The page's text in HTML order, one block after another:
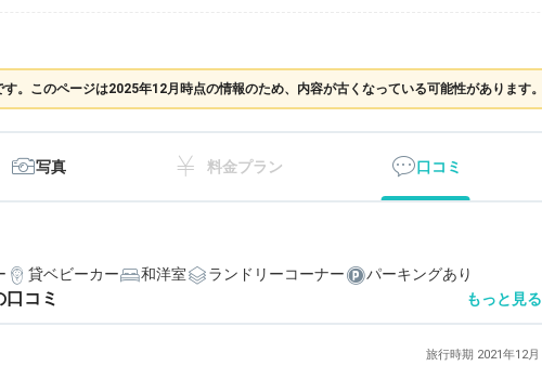
。このページは2025年12月時点の情報のため、内容が古くなっている可能性があります。
写真 料金プラン 口コミ
貸ベビーカー 和洋室 ランドリーコーナー パーキングあり
コミ もっと見る
旅行時期 2021年12月